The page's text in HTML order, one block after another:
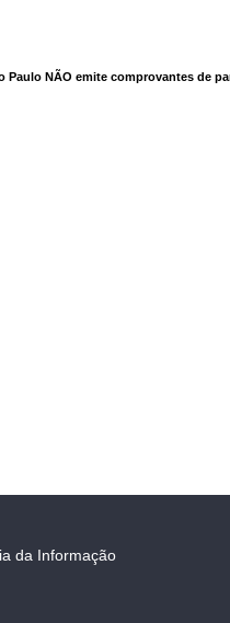
Paulo NÃO emite comprovantes
da Informação